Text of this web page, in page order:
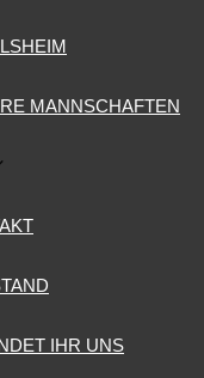
MANNSCHAFTEN
IHR UNS